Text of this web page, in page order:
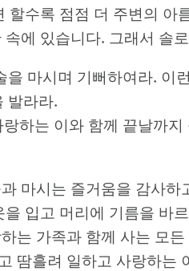
수록 점점 더 주변의
에 있습니다. 그래서 솔
마시며 기뻐하여라. 이
발라라.
하는 이와 함께 끝날까
마시는 즐거움을 감사
입고 머리에 기름을
는 가족과 함께 사는 모
땀흘려 일하고 사랑하